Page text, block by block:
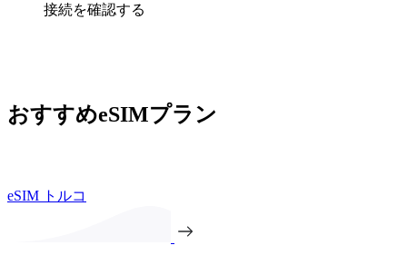
接続を確認する
おすすめeSIMプラン
eSIM トルコ